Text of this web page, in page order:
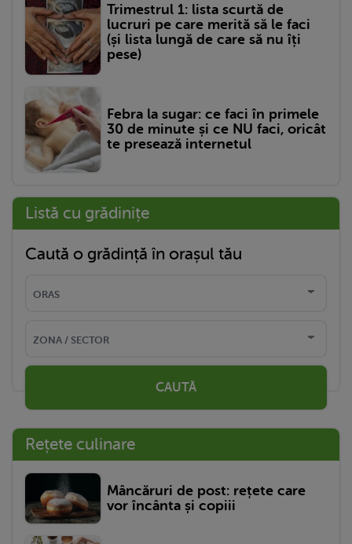
Trimestrul 1: lista scurtă de
lucruri pe care merită să le faci
(și lista lungă de care să nu îți
pese)
Febra la sugar: ce faci în primele
30 de minute și ce NU faci, oricât
te presează internetul
Listă cu grădinițe
Caută o grădință în orașul tău
CAUTĂ
Rețete culinare
Mâncăruri de post: rețete care
vor încânta și copiii